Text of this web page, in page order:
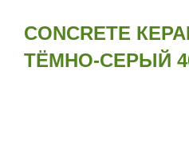
CONCRETE
ТЁМНО-СЕРЫЙ